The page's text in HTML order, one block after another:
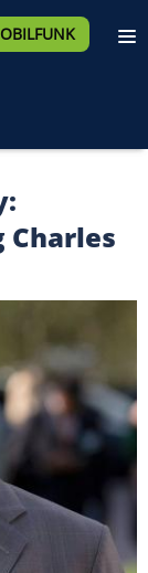
Charles